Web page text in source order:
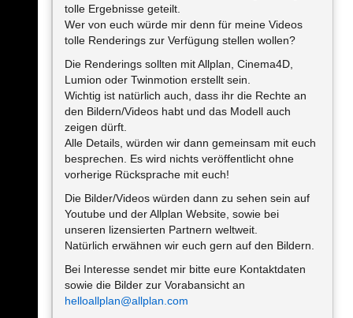
tolle Ergebnisse geteilt.
Wer von euch würde mir denn für meine Videos
tolle Renderings zur Verfügung stellen wollen?
Die Renderings sollten mit Allplan, Cinema4D,
Lumion oder Twinmotion erstellt sein.
Wichtig ist natürlich auch, dass ihr die Rechte an
den Bildern/Videos habt und das Modell auch
zeigen dürft.
Alle Details, würden wir dann gemeinsam mit euch
besprechen. Es wird nichts veröffentlicht ohne
vorherige Rücksprache mit euch!
Die Bilder/Videos würden dann zu sehen sein auf
Youtube und der Allplan Website, sowie bei
unseren lizensierten Partnern weltweit.
Natürlich erwähnen wir euch gern auf den Bildern.
Bei Interesse sendet mir bitte eure Kontaktdaten
sowie die Bilder zur Vorabansicht an
helloallplan@allplan.com